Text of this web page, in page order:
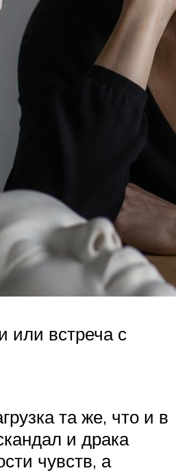
или встреча с
та же, что и в
и драка
чувств, а